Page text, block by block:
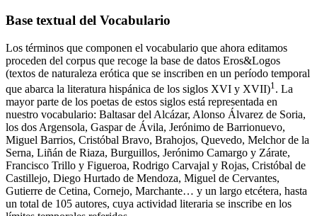
Base textual del Vocabulario
Los términos que componen el vocabulario que ahora editamos
proceden del corpus que recoge la base de datos Eros&Logos
(textos de naturaleza erótica que se inscriben en un período temporal
que abarca la literatura hispánica de los siglos XVI y XVII)1 . La
mayor parte de los poetas de estos siglos está representada en
nuestro vocabulario: Baltasar del Alcázar, Alonso Álvarez de Soria,
los dos Argensola, Gaspar de Ávila, Jerónimo de Barrionuevo,
Miguel Barrios, Cristóbal Bravo, Brahojos, Quevedo, Melchor de la
Serna, Liñán de Riaza, Burguillos, Jerónimo Camargo y Zárate,
Francisco Trillo y Figueroa, Rodrigo Carvajal y Rojas, Cristóbal de
Castillejo, Diego Hurtado de Mendoza, Miguel de Cervantes,
Gutierre de Cetina, Cornejo, Marchante… y un largo etcétera, hasta
un total de 105 autores, cuya actividad literaria se inscribe en los